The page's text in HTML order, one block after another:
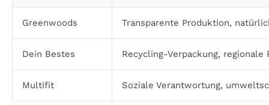
Greenwoods Transparente Produktion,
Dein Bestes Recycling-Verpackung, regionale
Multifit Soziale Verantwortung,